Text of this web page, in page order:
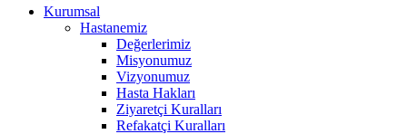
Kurumsal
Hastanemiz
Değerlerimiz
Misyonumuz
Vizyonumuz
Hasta Hakları
Ziyaretçi Kuralları
Refakatçi Kuralları